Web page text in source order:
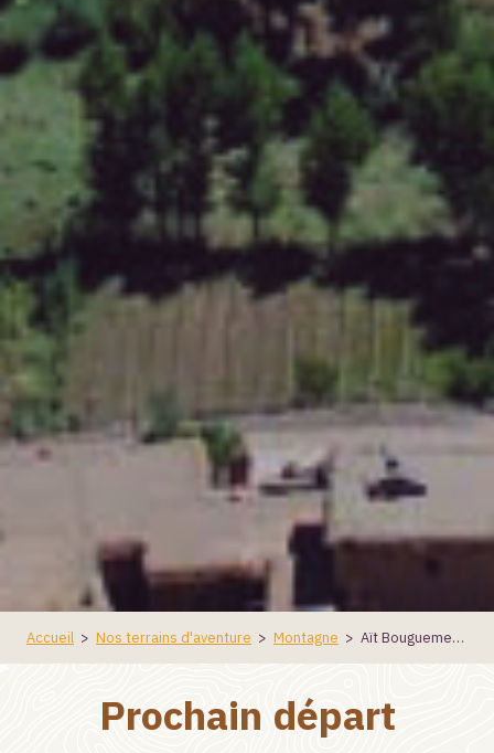
Accueil > Nos terrains d'aventure > Montagne > Aït Bouguemez – Balade en étoile et bivouac
Prochain départ